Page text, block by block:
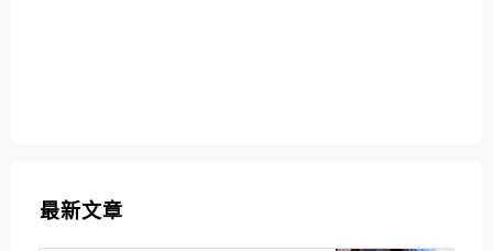
最新文章